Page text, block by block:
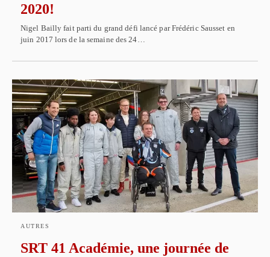
2020!
Nigel Bailly fait parti du grand défi lancé par Frédéric Sausset en
juin 2017 lors de la semaine des 24…
AUTRES
SRT 41 Académie, une journée de